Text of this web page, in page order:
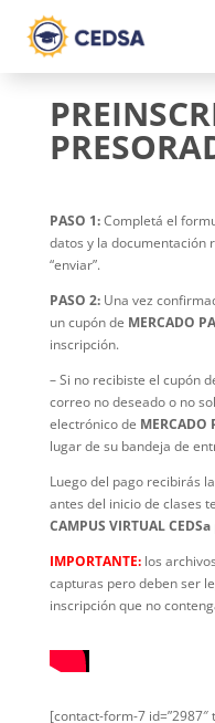
PASO 1:Completá el
datos y la documentación
“enviar”.
PASO 2:Una vez
un cupón de MERCADO
inscripción.
– Si no recibiste el cupón
correo no deseado o no
electrónico de MERCADO
lugar de su bandeja de
Luego del pago recibirás
antes del inicio de clases
CAMPUS VIRTUAL CEDSa
IMPORTANTE:los
capturas pero deben ser
inscripción que no
[contact-form-7 id=”2987″